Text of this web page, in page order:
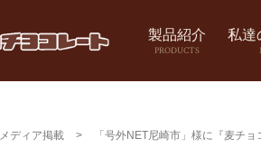
製品紹介
PRODUCTS
私達
メディア掲載 > 「号外NET尼崎市」様に『麦チ